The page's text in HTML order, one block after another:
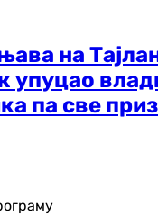
на
упуцао
па све